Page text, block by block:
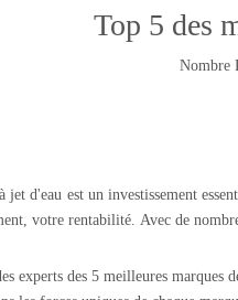
Top 5 des
Nombre
jet d'eau est un investissement
votre rentabilité. Avec de
experts des 5 meilleures marques